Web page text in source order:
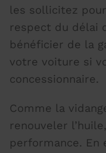
les sollicitez
respect du délai
bénéficier de la
votre voiture si
concessionnaire.
Comme la
renouveler
performance. En